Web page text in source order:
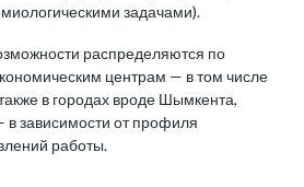
задачами).
распределяются по
центрам — в том числе
в городах вроде Шымкента,
в зависимости от профиля
работы.